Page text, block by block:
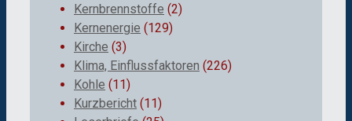
Kernbrennstoffe (2)
Kernenergie (129)
Kirche (3)
Klima, Einflussfaktoren (226)
Kohle (11)
Kurzbericht (11)